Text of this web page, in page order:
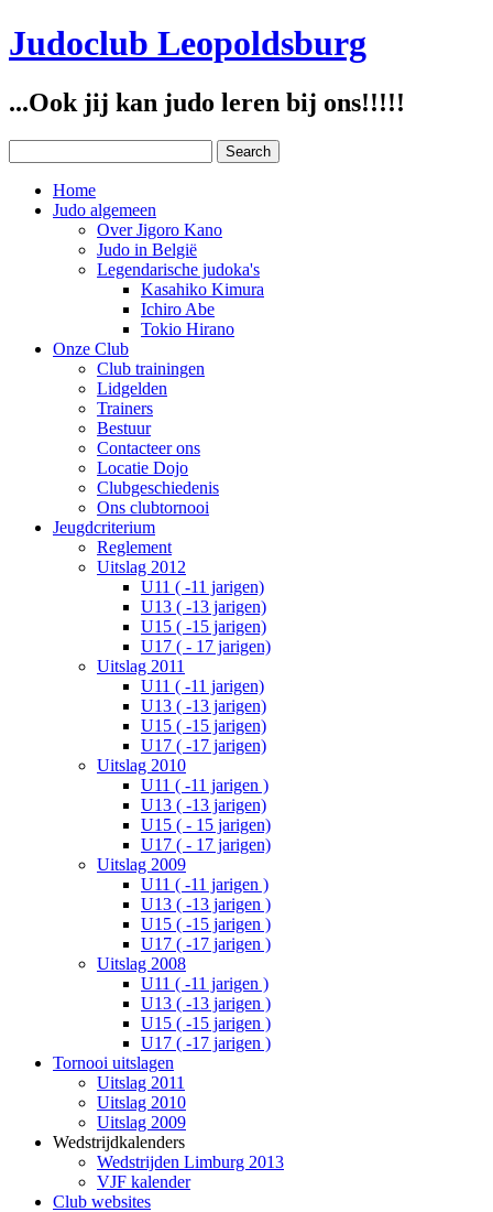
Judoclub Leopoldsburg
...Ook jij kan judo leren bij ons!!!!!
Home
Judo algemeen
Over Jigoro Kano
Judo in België
Legendarische judoka's
Kasahiko Kimura
Ichiro Abe
Tokio Hirano
Onze Club
Club trainingen
Lidgelden
Trainers
Bestuur
Contacteer ons
Locatie Dojo
Clubgeschiedenis
Ons clubtornooi
Jeugdcriterium
Reglement
Uitslag 2012
U11 ( -11 jarigen)
U13 ( -13 jarigen)
U15 ( -15 jarigen)
U17 ( - 17 jarigen)
Uitslag 2011
U11 ( -11 jarigen)
U13 ( -13 jarigen)
U15 ( -15 jarigen)
U17 ( -17 jarigen)
Uitslag 2010
U11 ( -11 jarigen )
U13 ( -13 jarigen)
U15 ( - 15 jarigen)
U17 ( - 17 jarigen)
Uitslag 2009
U11 ( -11 jarigen )
U13 ( -13 jarigen )
U15 ( -15 jarigen )
U17 ( -17 jarigen )
Uitslag 2008
U11 ( -11 jarigen )
U13 ( -13 jarigen )
U15 ( -15 jarigen )
U17 ( -17 jarigen )
Tornooi uitslagen
Uitslag 2011
Uitslag 2010
Uitslag 2009
Wedstrijdkalenders
Wedstrijden Limburg 2013
VJF kalender
Club websites